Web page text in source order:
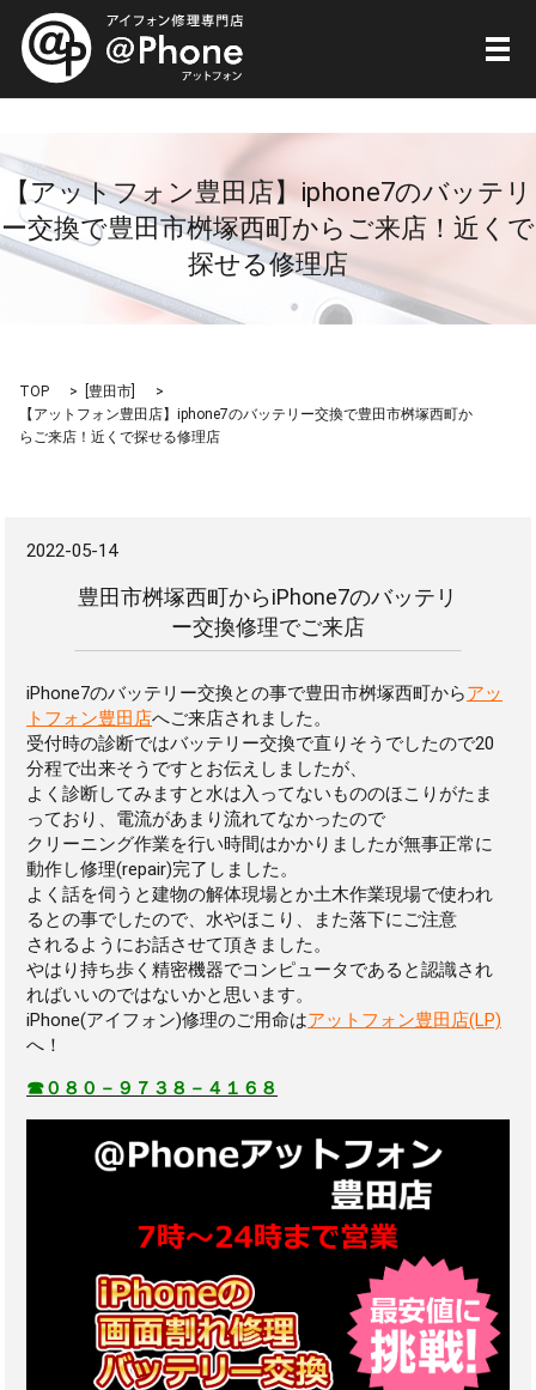
メ
【アットフォン豊田店】iphone7のバッテリ
ー交換で豊田市桝塚西町からご来店！近くで
探せる修理店
TOP 豊田市
【アットフォン豊田店】iphone7のバッテリー交換で豊田市桝塚西町か
らご来店！近くで探せる修理店
2022-05-14
豊田市桝塚西町からiPhone7のバッテリ
ー交換修理でご来店
iPhone7のバッテリー交換との事で豊田市桝塚西町からアッ
トフォン豊田店へご来店されました。
受付時の診断ではバッテリー交換で直りそうでしたので20
分程で出来そうですとお伝えしましたが、
よく診断してみますと水は入ってないもののほこりがたま
っており、電流があまり流れてなかったので
クリーニング作業を行い時間はかかりましたが無事正常に
動作し修理(repair)完了しました。
よく話を伺うと建物の解体現場とか土木作業現場で使われ
るとの事でしたので、水やほこり、また落下にご注意
されるようにお話させて頂きました。
やはり持ち歩く精密機器でコンピュータであると認識され
ればいいのではないかと思います。
iPhone(アイフォン)修理のご用命はアットフォン豊田店(LP)
へ！
☎０８０－９７３８－４１６８